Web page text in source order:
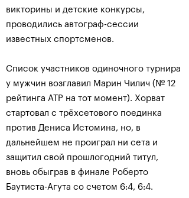
викторины и детские конкурсы,
проводились автограф-сессии
известных спортсменов.
Список участников одиночного турнира
у мужчин возглавил Марин Чилич (№ 12
рейтинга АТР на тот момент). Хорват
стартовал с трёхсетового поединка
против Дениса Истомина, но, в
дальнейшем не проиграл ни сета и
защитил свой прошлогодний титул,
вновь обыграв в финале Роберто
Баутиста-Агута со счетом 6:4, 6:4.